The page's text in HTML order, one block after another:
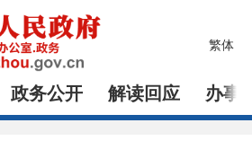
繁体
政务公开 解读回应 办事